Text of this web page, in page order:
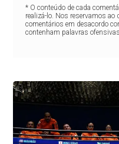
* O conteúdo de cada
realizá-lo. Nos reservamos ao
comentários em desacordo
contenham palavras